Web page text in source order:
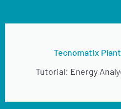
Tecnomatix
Tutorial: Energy